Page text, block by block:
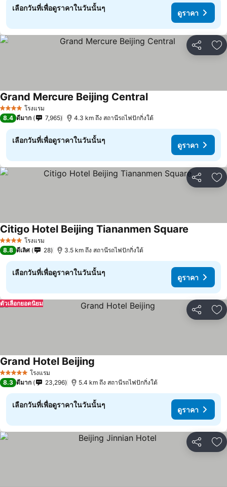
เลือกวันที่เพื่อดูราคาในวันนั้นๆ
ดูราคา
แชร์ เ
4 ดาว โรงแรม
Grand Mercure Beijing Centralดูราคา
8.4 ดีมาก 7,965 4.3 km ถึง สถานีรถไฟปักกิ่งใต้
เลือกวันที่เพื่อดูราคาในวันนั้นๆ
ดูราคา
แชร์ เ
4 ดาว โรงแรม
Citigo Hotel Beijing Tiananmen Square
8.8 ดีเลิศ 28 3.5 km ถึง สถานีรถไฟปักกิ่งใต้
เลือกวันที่เพื่อดูราคาในวันนั้นๆ
ดูราคา
แชร์ เ
ตัวเลือกยอดนิยม
5 ดาว โรงแรม
Grand Hotel Beijing
8.3 ดีมาก 23,296 5.4 km ถึง สถานีรถไฟปักกิ่งใต้
เลือกวันที่เพื่อดูราคาในวันนั้นๆ
ดูราคา
แชร์ เ